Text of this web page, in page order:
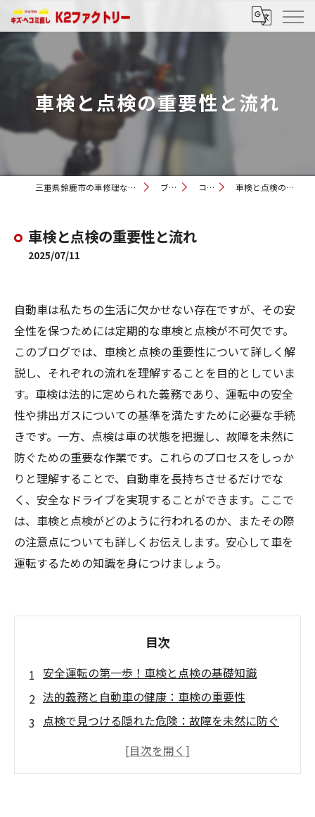
車検と点検の重要性と流れ
三重県鈴鹿市の車修理ならK2ファクトリー ブログ コラム 車検と点検の重要性と流れ
車検と点検の重要性と流れ
2025/07/11
自動車は私たちの生活に欠かせない存在ですが、その安
全性を保つためには定期的な車検と点検が不可欠です。
このブログでは、車検と点検の重要性について詳しく解
説し、それぞれの流れを理解することを目的としていま
す。車検は法的に定められた義務であり、運転中の安全
性や排出ガスについての基準を満たすために必要な手続
きです。一方、点検は車の状態を把握し、故障を未然に
防ぐための重要な作業です。これらのプロセスをしっか
りと理解することで、自動車を長持ちさせるだけでな
く、安全なドライブを実現することができます。ここで
は、車検と点検がどのように行われるのか、またその際
の注意点についても詳しくお伝えします。安心して車を
運転するための知識を身につけましょう。
目次
安全運転の第一歩！車検と点検の基礎知識
法的義務と自動車の健康：車検の重要性
点検で見つける隠れた危険：故障を未然に防ぐ